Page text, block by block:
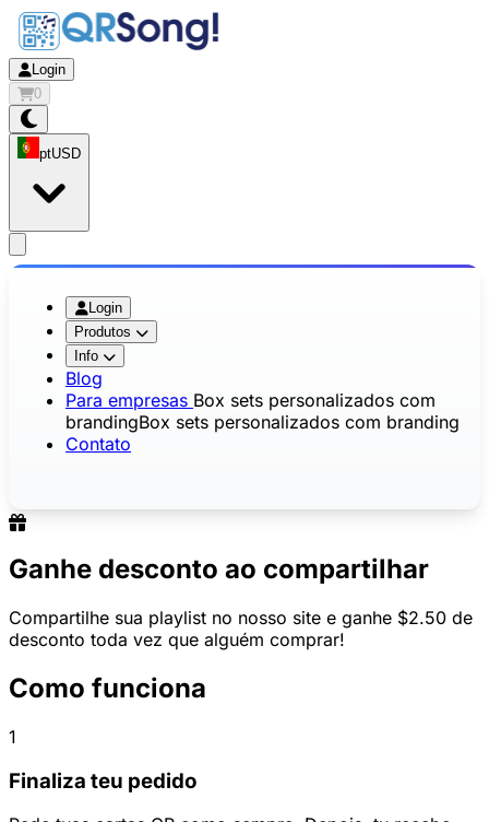
Login
0
ptUSD
Login
Produtos
Info
Blog
Para empresas Box sets personalizados com
brandingBox sets personalizados com branding
Contato
Ganhe desconto ao compartilhar
Compartilhe sua playlist no nosso site e ganhe $2.50 de
desconto toda vez que alguém comprar!
Como funciona
1
Finaliza teu pedido